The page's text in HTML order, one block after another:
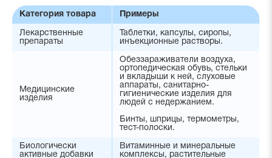
Категория товара Примеры
Лекарственные
препараты
Таблетки, капсулы, сиропы,
инъекционные растворы.
Медицинские
изделия
Обеззараживатели воздуха,
ортопедическая обувь, стельки
и вкладыши к ней, слуховые
аппараты, санитарно-
гигиенические изделия для
людей с недержанием.
Бинты, шприцы, термометры,
тест-полоски.
Биологически
активные добавки
Витаминные и минеральные
комплексы, растительные